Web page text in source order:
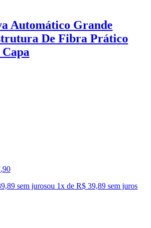
Automático Grande
De Fibra Prático
,90
sem jurosou 1x de R$ 39,89 sem juros